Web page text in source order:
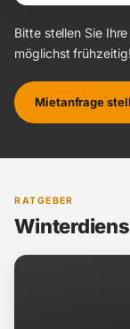
Bitte stellen Sie
möglichst frühzeitig!
Mietanfrage
RATGEBER